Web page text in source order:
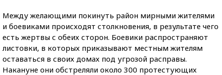
Между желающими покинуть район мирными жителями
и боевиками происходят столкновения, в результате чего
есть жертвы с обеих сторон. Боевики распространяют
листовки, в которых приказывают местным жителям
оставаться в своих домах под угрозой расправы.
Накануне они обстреляли около 300 протестующих